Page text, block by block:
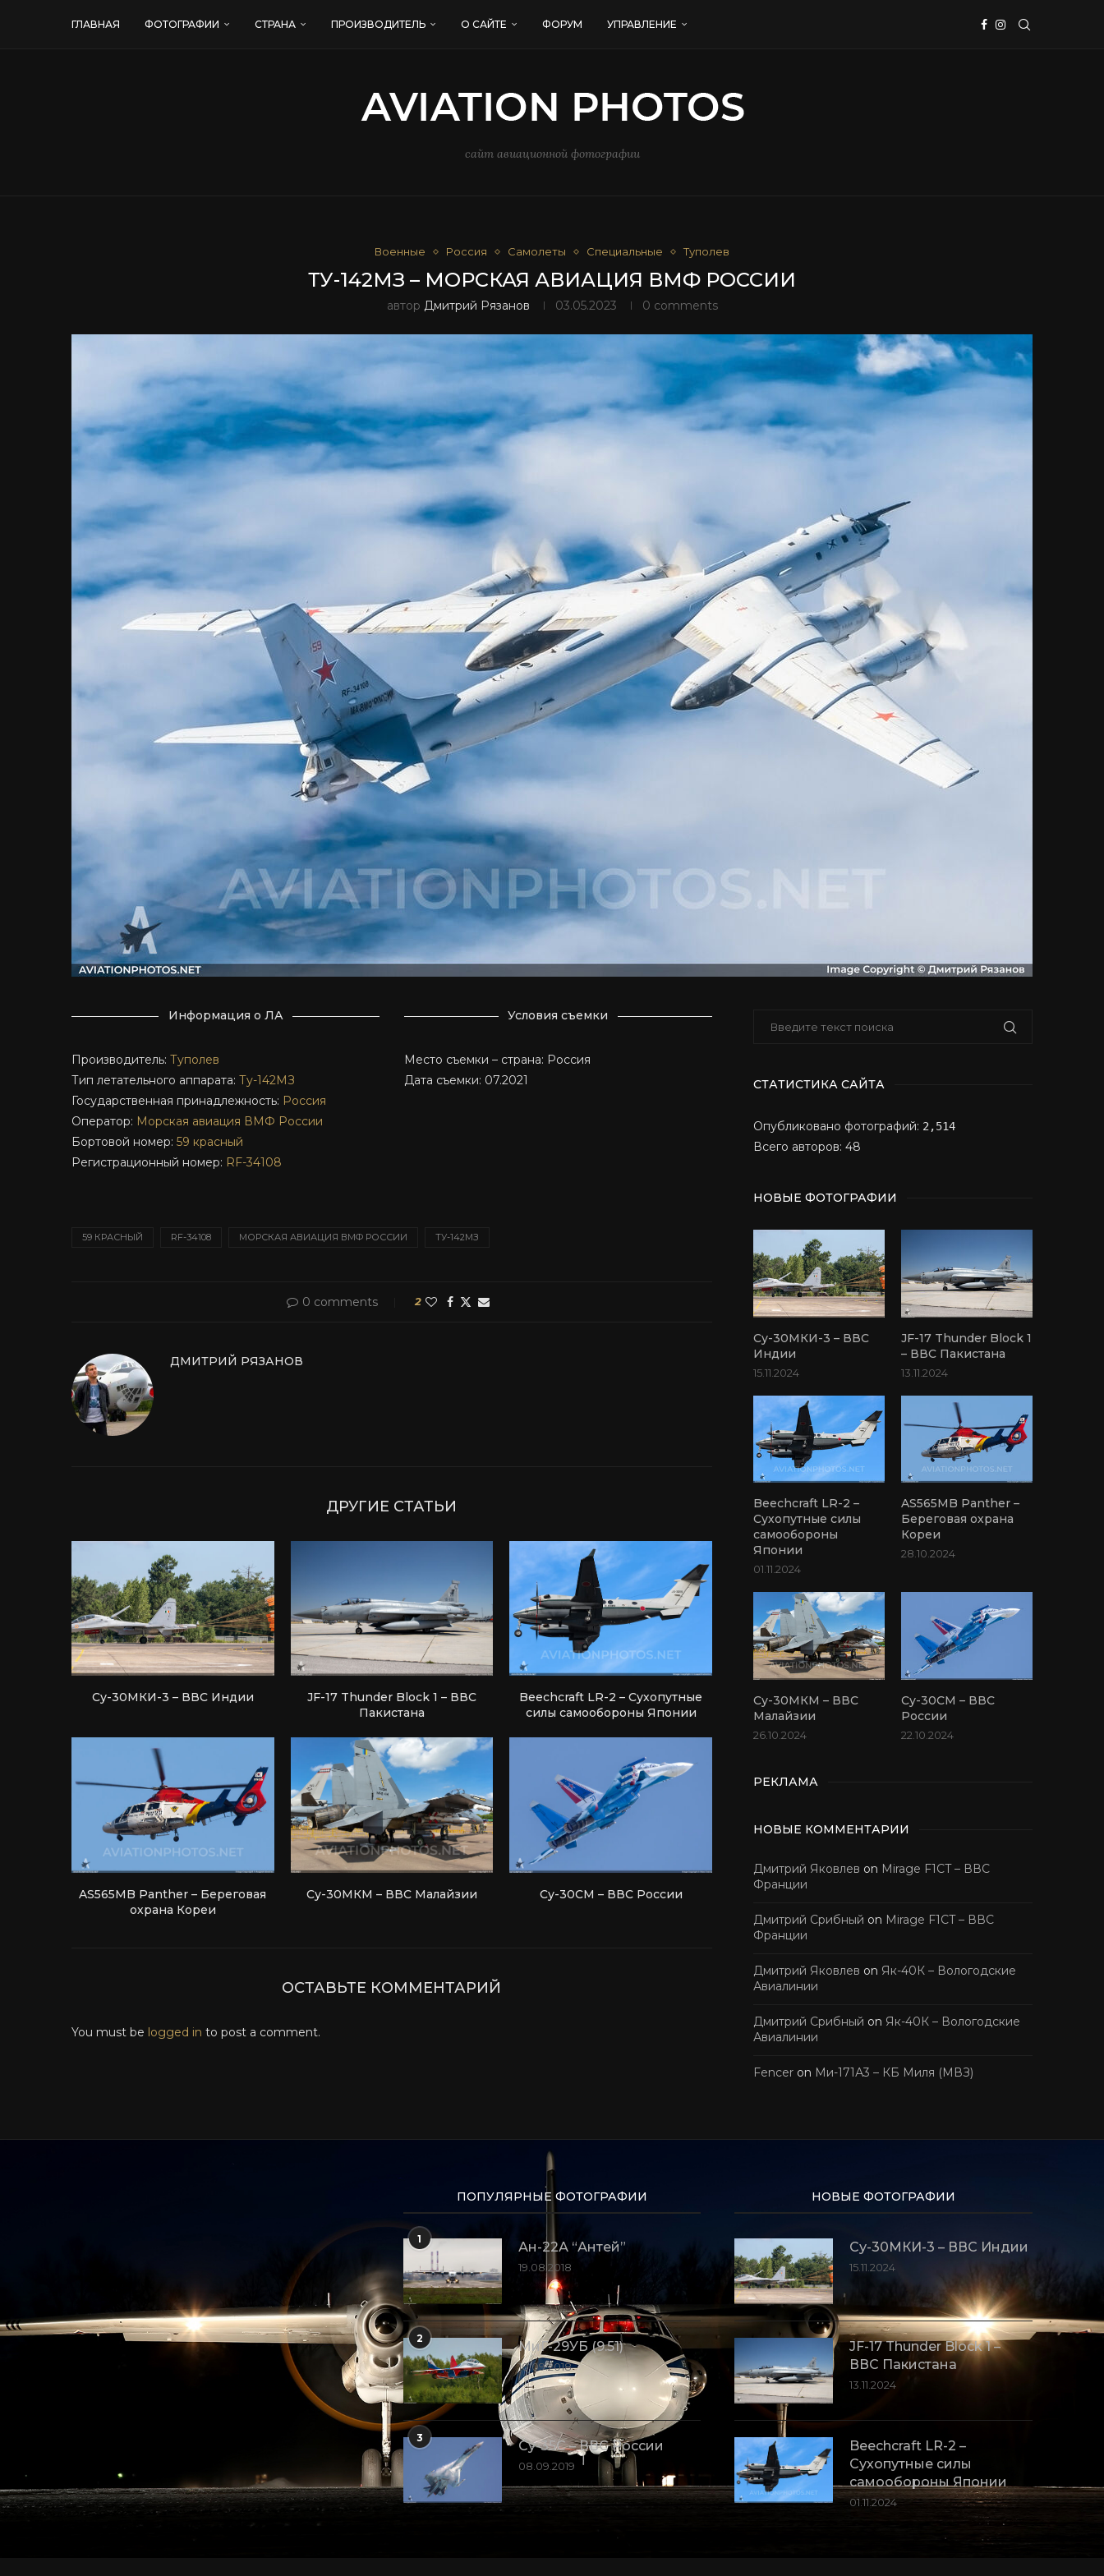
ГЛАВНАЯ ФОТОГРАФИИ СТРАНА ПРОИЗВОДИТЕЛЬ О САЙТЕ ФОРУМ УПРАВЛЕНИЕ
сайт авиационной фотографии
Военные Россия Самолеты Специальные Туполев
ТУ-142МЗ – МОРСКАЯ АВИАЦИЯ ВМФ РОССИИ
автор Дмитрий Рязанов 03.05.2023 0 comments
Информация о ЛА
Производитель: Туполев
Тип летательного аппарата: Ту-142МЗ
Государственная принадлежность: Россия
Оператор: Морская авиация ВМФ России
Бортовой номер: 59 красный
Регистрационный номер: RF-34108
Условия съемки
Место съемки – страна: Россия
Дата съемки: 07.2021
59 КРАСНЫЙ RF-34108 МОРСКАЯ АВИАЦИЯ ВМФ РОССИИ ТУ-142МЗ
0 comments 2
ДМИТРИЙ РЯЗАНОВ
ДРУГИЕ СТАТЬИ
Су-30МКИ-3 – ВВС Индии
JF-17 Thunder Block 1 – ВВС
Пакистана
Beechcraft LR-2 – Сухопутные
силы самообороны Японии
AS565MB Panther – Береговая
охрана Кореи
Су-30МКМ – ВВС Малайзии Су-30СМ – ВВС России
ОСТАВЬТЕ КОММЕНТАРИЙ
You must be logged in to post a comment.
СТАТИСТИКА САЙТА
Опубликовано фотографий: 2,514
Всего авторов: 48
НОВЫЕ ФОТОГРАФИИ
Су-30МКИ-3 – ВВС
Индии
15.11.2024
JF-17 Thunder Block 1
– ВВС Пакистана
13.11.2024
Beechcraft LR-2 –
Сухопутные силы
самообороны
Японии
01.11.2024
AS565MB Panther –
Береговая охрана
Кореи
28.10.2024
Су-30МКМ – ВВС
Малайзии
26.10.2024
Су-30СМ – ВВС
России
22.10.2024
РЕКЛАМА
НОВЫЕ КОММЕНТАРИИ
Дмитрий Яковлев on Mirage F1CT – ВВС
Франции
Дмитрий Срибный on Mirage F1CT – ВВС
Франции
Дмитрий Яковлев on Як-40К – Вологодские
Авиалинии
Дмитрий Срибный on Як-40К – Вологодские
Авиалинии
Fencer on Ми-171А3 – КБ Миля (МВЗ)
ПОПУЛЯРНЫЕ ФОТОГРАФИИ
1
Ан-22А “Антей”
19.08.2018
2
МиГ-29УБ (9.51)
10.09.2018
3
Су-35С – ВВС России
08.09.2019
НОВЫЕ ФОТОГРАФИИ
Су-30МКИ-3 – ВВС Индии
15.11.2024
JF-17 Thunder Block 1 –
ВВС Пакистана
13.11.2024
Beechcraft LR-2 –
Сухопутные силы
самообороны Японии
01.11.2024